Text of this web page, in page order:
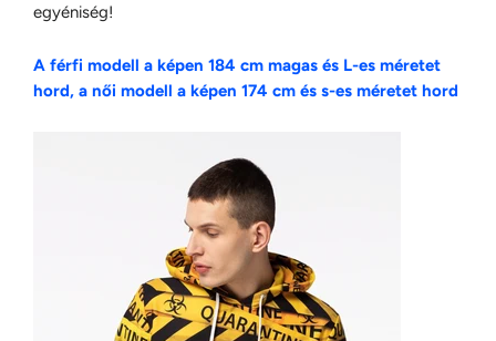
egyéniség!
A férfi modell a képen 184 cm magas és L-es méretet
hord, a női modell a képen 174 cm és s-es méretet hord